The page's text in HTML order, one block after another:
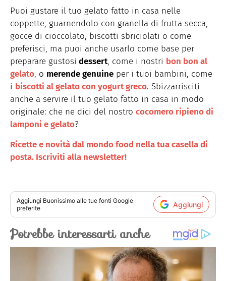
Puoi gustare il tuo gelato fatto in casa nelle
coppette, guarnendolo con granella di frutta secca,
gocce di cioccolato, biscotti sbriciolati o come
preferisci, ma puoi anche usarlo come base per
preparare gustosi dessert, come i nostri bon bon al
gelato, o merende genuine per i tuoi bambini, come
i biscotti al gelato con yogurt greco. Sbizzarrisciti
anche a servire il tuo gelato fatto in casa in modo
originale: che ne dici del nostro cocomero ripieno di
lamponi e gelato?
Ricette e novità dal mondo food nella tua casella di
posta. Iscriviti alla newsletter!
Aggiungi Buonissimo alle tue fonti Google
preferite
Aggiungi